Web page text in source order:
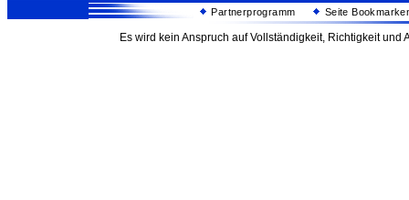
Partnerprogramm Seite
Es wird kein Anspruch auf Vollständigkeit, Richtigkeit